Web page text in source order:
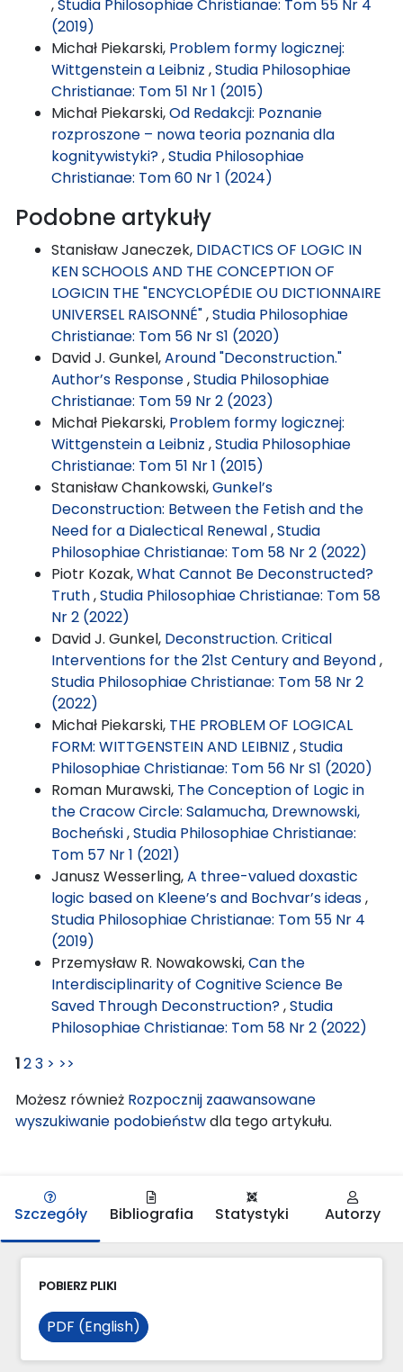
,Studia Philosophiae Christianae: Tom 55 Nr 4
(2019)
Michał Piekarski, Problem formy logicznej:
Wittgenstein a Leibniz ,Studia Philosophiae
Christianae: Tom 51 Nr 1 (2015)
Michał Piekarski,Od Redakcji: Poznanie
rozproszone – nowa teoria poznania dla
kognitywistyki?,Studia Philosophiae
Christianae: Tom 60 Nr 1 (2024)
Podobne artykuły
Stanisław Janeczek, DIDACTICS OF LOGIC IN
KEN SCHOOLS AND THE CONCEPTION OF
LOGICIN THE "ENCYCLOPÉDIE OU DICTIONNAIRE
UNIVERSEL RAISONNÉ",Studia Philosophiae
Christianae: Tom 56 Nr S1 (2020)
David J. Gunkel,Around "Deconstruction."
Author’s Response,Studia Philosophiae
Christianae: Tom 59 Nr 2 (2023)
Michał Piekarski, Problem formy logicznej:
Wittgenstein a Leibniz ,Studia Philosophiae
Christianae: Tom 51 Nr 1 (2015)
Stanisław Chankowski,Gunkel’s
Deconstruction: Between the Fetish and the
Need for a Dialectical Renewal,Studia
Philosophiae Christianae: Tom 58 Nr 2 (2022)
Piotr Kozak,What Cannot Be Deconstructed?
Truth,Studia Philosophiae Christianae: Tom 58
Nr 2 (2022)
David J. Gunkel, Deconstruction. Critical
Interventions for the 21st Century and Beyond,
Studia Philosophiae Christianae: Tom 58 Nr 2
(2022)
Michał Piekarski, THE PROBLEM OF LOGICAL
FORM: WITTGENSTEIN AND LEIBNIZ ,Studia
Philosophiae Christianae: Tom 56 Nr S1 (2020)
Roman Murawski, The Conception of Logic in
the Cracow Circle: Salamucha, Drewnowski,
Bocheński,Studia Philosophiae Christianae:
Tom 57 Nr 1 (2021)
Janusz Wesserling,A three-valued doxastic
logic based on Kleene’s and Bochvar’s ideas,
Studia Philosophiae Christianae: Tom 55 Nr 4
(2019)
Przemysław R. Nowakowski,Can the
Interdisciplinarity of Cognitive Science Be
Saved Through Deconstruction?,Studia
Philosophiae Christianae: Tom 58 Nr 2 (2022)
123 > >>
Możesz również Rozpocznij zaawansowane
wyszukiwanie podobieństwdla tego artykułu.
Szczegóły Bibliografia Statystyki Autorzy
POBIERZ PLIKI
PDF (English)